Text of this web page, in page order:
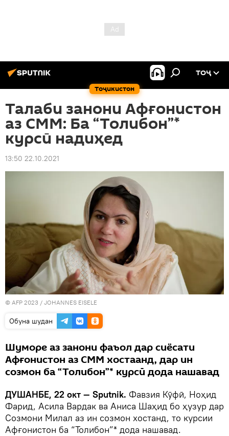
Тоҷикистон
ТОҶ
Талаби занони Афғонистон
аз СММ: Ба “Толибон”*
курсӣ надиҳед
13:50 22.10.2021
© AFP 2023 / JOHANNES EISELE
Обуна шудан
Шуморе аз занони фаъол дар сиёсати
Афғонистон аз СММ хостаанд, дар ин
созмон ба “Толибон”* курсӣ дода нашавад
ДУШАНБЕ, 22 окт — Sputnik. Фавзия Кӯфӣ, Ноҳид
Фарид, Асила Вардак ва Аниса Шаҳид бо ҳузур дар
Созмони Милал аз ин созмон хостанд, то курсии
Афғонистон ба “Толибон”* дода нашавад.